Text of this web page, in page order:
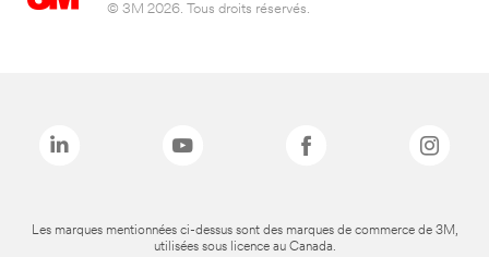
© 3M 2026. Tous droits réservés.
Les marques mentionnées ci-dessus sont des marques de commerce de 3M,
utilisées sous licence au Canada.